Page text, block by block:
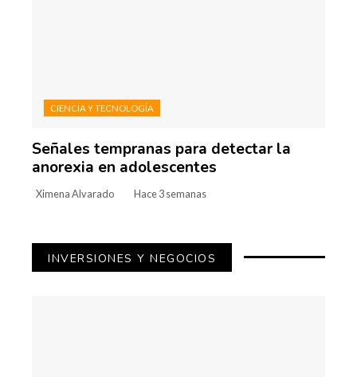
CIENCIA Y TECNOLOGÍA
Señales tempranas para detectar la
anorexia en adolescentes
Ximena Alvarado Hace 3 semanas
INVERSIONES Y NEGOCIOS